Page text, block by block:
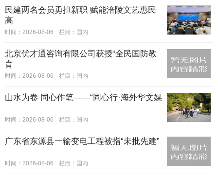
民建两名会员勇担新职 赋能涪陵文艺惠民
高
时间：2026-08-06 栏目： 国内
北京优才通咨询有限公司获授“全民国防教
育
时间：2026-08-06 栏目： 国内
山水为卷 同心作笔——“同心行·海外华文媒
时间：2026-08-06 栏目： 国内
广东省东源县一输变电工程被指“未批先建”
时间：2026-08-06 栏目： 国内